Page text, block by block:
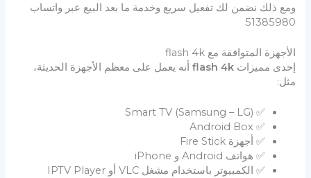
ومع ذلك نضمن لك تفعيل سريع وخدمة ما بعد البيع عبر واتساب
51385980
الأجهزة المتوافقة مع flash 4k
إحدى مميزاتflash 4k أنه يعمل على معظم الأجهزة الحديثة،
مثل:
✅ Smart TV (Samsung – LG)
✅ Android Box
✅ أجهزة Fire Stick
✅ هواتف Android و iPhone
✅ الكمبيوتر باستخدام مشغل VLC أو IPTV Player